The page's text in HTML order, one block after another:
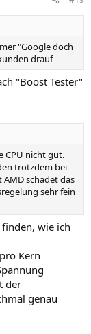
"Google doch
drauf
"Boost Tester"
CPU nicht gut.
trotzdem bei
schadet das
sehr fein
wie ich
Kern
der
genau